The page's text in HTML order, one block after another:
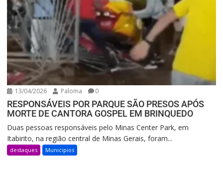
13/04/2026 Paloma 0
RESPONSÁVEIS POR PARQUE SÃO PRESOS APÓS
MORTE DE CANTORA GOSPEL EM BRINQUEDO
Duas pessoas responsáveis pelo Minas Center Park, em
Itabirito, na região central de Minas Gerais, foram...
destaques Municipios